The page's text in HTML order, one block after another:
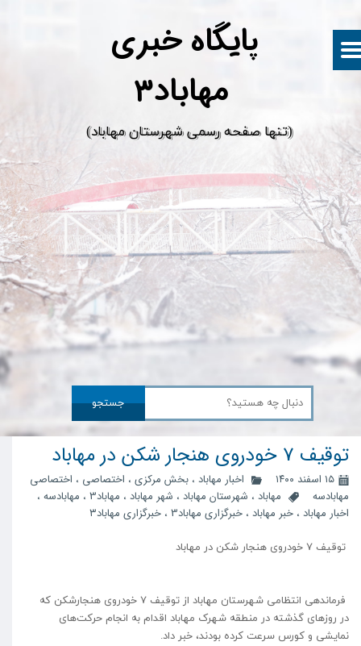
پایگاه خبری
​(تنها صفحه رسمی شهرستان مهاباد)
جستجو
توقیف 7 خودروی هنجار شکن در مهاباد
۱۵ اسفند ۱۴۰۰ اخبار مهاباد ، بخش مرکزی ، اختصاصی ، اختصاصی
مهابادسه
مهاباد ، شهرستان مهاباد ، شهر مهاباد ، مهاباد3 ، مهابادسه ،
اخبار مهاباد ، خبر مهاباد ، خبرگزاری مهاباد3 ، خبرگزاری مهاباد۳
توقیف 7 خودروی هنجار شکن در مهاباد
فرماندهی انتظامی شهرستان مهاباد از توقیف 7 خودروی هنجارشکن که
در روزهای گذشته در منطقه شهرک مهاباد اقدام به انجام حرکت‌های
نمایشی و کورس سرعت کرده بودند، خبر داد.